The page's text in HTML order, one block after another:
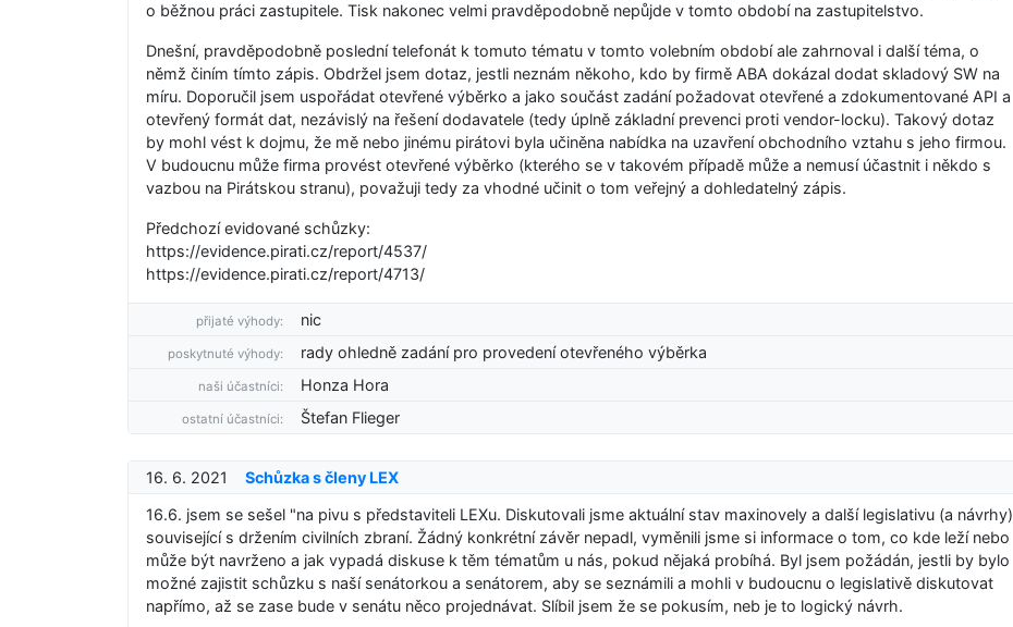
o běžnou práci zastupitele. Tisk nakonec velmi pravděpodobně nepůjde v tomto období na zastupitelstvo.
Dnešní, pravděpodobně poslední telefonát k tomuto tématu v tomto volebním období ale zahrnoval i další téma, o
němž činím tímto zápis. Obdržel jsem dotaz, jestli neznám někoho, kdo by firmě ABA dokázal dodat skladový SW na
míru. Doporučil jsem uspořádat otevřené výběrko a jako součást zadání požadovat otevřené a zdokumentované API a
otevřený formát dat, nezávislý na řešení dodavatele (tedy úplně základní prevenci proti vendor-locku). Takový dotaz
by mohl vést k dojmu, že mě nebo jinému pirátovi byla učiněna nabídka na uzavření obchodního vztahu s jeho firmou.
V budoucnu může firma provést otevřené výběrko (kterého se v takovém případě může a nemusí účastnit i někdo s
vazbou na Pirátskou stranu), považuji tedy za vhodné učinit o tom veřejný a dohledatelný zápis.
Předchozí evidované schůzky:
https://evidence.pirati.cz/report/4537/
https://evidence.pirati.cz/report/4713/
přijaté výhody: nic
poskytnuté výhody: rady ohledně zadání pro provedení otevřeného výběrka
naši účastníci: Honza Hora
ostatní účastníci: Štefan Flieger
16. 6. 2021
Schůzka s členy LEX
16.6. jsem se sešel "na pivu s představiteli LEXu. Diskutovali jsme aktuální stav maxinovely a další legislativu (a návrhy)
související s držením civilních zbraní. Žádný konkrétní závěr nepadl, vyměnili jsme si informace o tom, co kde leží nebo
může být navrženo a jak vypadá diskuse k těm tématům u nás, pokud nějaká probíhá. Byl jsem požádán, jestli by bylo
možné zajistit schůzku s naší senátorkou a senátorem, aby se seznámili a mohli v budoucnu o legislativě diskutovat
napřímo, až se zase bude v senátu něco projednávat. Slíbil jsem že se pokusím, neb je to logický návrh.